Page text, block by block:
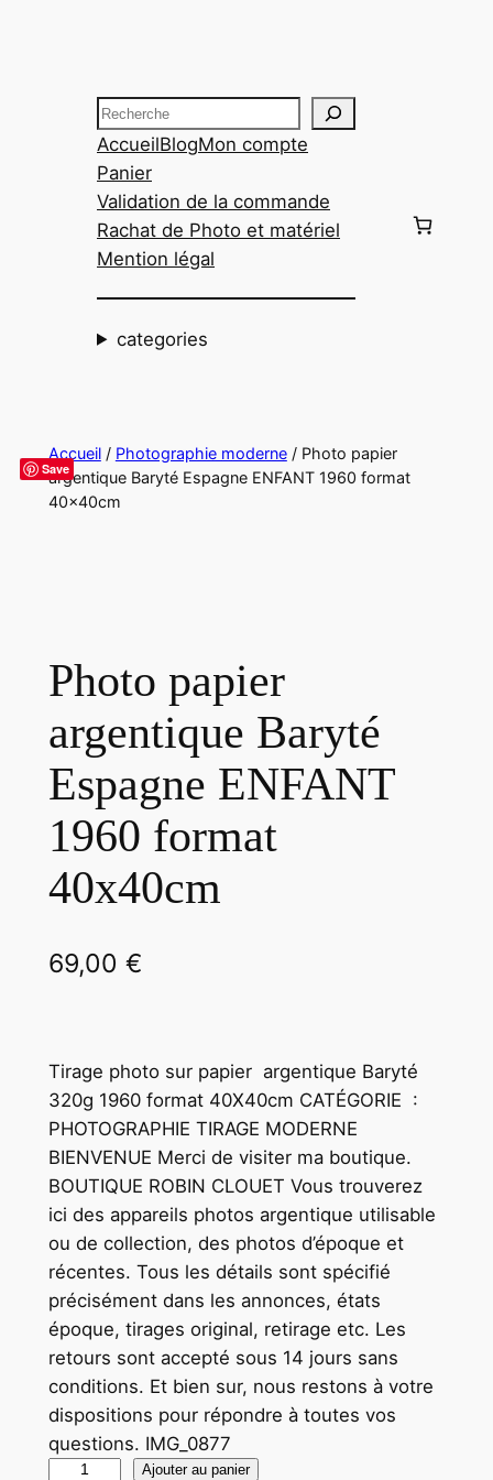
Recherche
AccueilBlogMon compte
Panier
Validation de la commande
Rachat de Photo et matériel
Mention légal
categories
Save
Accueil/ Photographie moderne/ Photo papier
argentique Baryté Espagne ENFANT 1960 format
40x40cm
Photo papier
argentique Baryté
Espagne ENFANT
1960 format
40x40cm
69,00 €
Tirage photo sur papier argentique Baryté
320g 1960 format 40X40cm CATÉGORIE :
PHOTOGRAPHIE TIRAGE MODERNE
BIENVENUE Merci de visiter ma boutique.
BOUTIQUE ROBIN CLOUET Vous trouverez
ici des appareils photos argentique utilisable
ou de collection, des photos d’époque et
récentes. Tous les détails sont spécifié
précisément dans les annonces, états
époque, tirages original, retirage etc. Les
retours sont accepté sous 14 jours sans
conditions. Et bien sur, nous restons à votre
dispositions pour répondre à toutes vos
questions. IMG_0877
Ajouter au panier